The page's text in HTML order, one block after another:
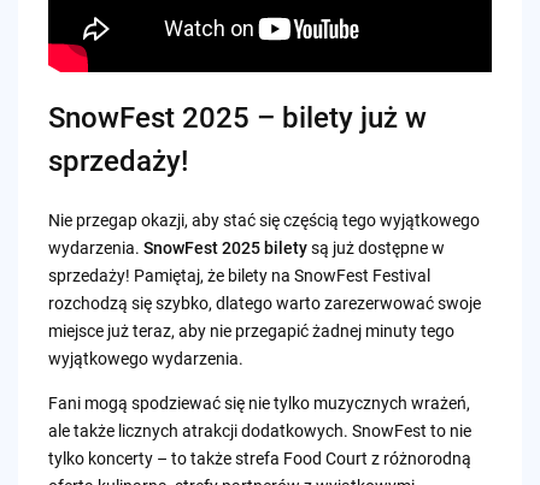
SnowFest 2025 – bilety już w
sprzedaży!
Nie przegap okazji, aby stać się częścią tego wyjątkowego
wydarzenia. SnowFest 2025 biletysą już dostępne w
sprzedaży! Pamiętaj, że bilety na SnowFest Festival
rozchodzą się szybko, dlatego warto zarezerwować swoje
miejsce już teraz, aby nie przegapić żadnej minuty tego
wyjątkowego wydarzenia.
Fani mogą spodziewać się nie tylko muzycznych wrażeń,
ale także licznych atrakcji dodatkowych. SnowFest to nie
tylko koncerty – to także strefa Food Court z różnorodną